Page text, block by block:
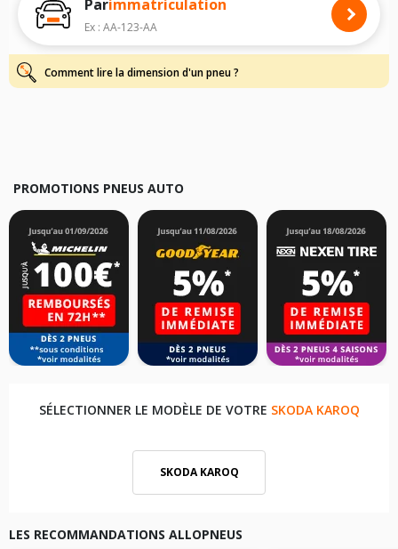
Pour cela, veuillez sélectionner le modèle de votre véhicule ci-dessous :
Les résultats de votre recherche sont donnés à titre indicatif. Il est
fortement recommandé de vérifier en amont la dimension des pneus
montés sur votre véhicule, sans oublier les indices de charge et de
vitesse, indispensables pour que votre dimension soit complète.
Parimmatriculation
Ex : AA-123-AA
Comment lire la dimension d'un pneu ?
PROMOTIONS PNEUS AUTO
SÉLECTIONNER LE MODÈLE DE VOTRE SKODA KAROQ
SKODA KAROQ
LES RECOMMANDATIONS ALLOPNEUS